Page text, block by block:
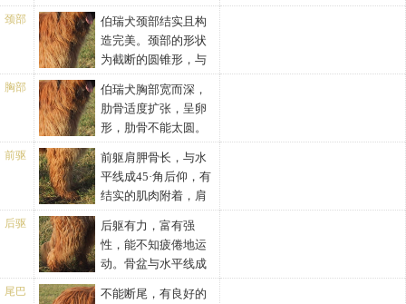
正确的头部长度（从后枕骨到鼻
镜的长度）约为肩高的40%。头
部略长一些不属于缺陷，尤其是
身躯偏长的情况下。从上面观
察、从前面观察或观察侧轮廓，
头部有丰厚的毛发覆盖，呈现给
人们的印象是两个矩形面结合在
一起，长度相等，但宽度和高度
不同。这些矩形是由脑袋和口吻
共同组成的。头部与颈部形成一
个直角，骄傲而警惕地昂着。头?
部轮廓线条清晰整洁，没有突出
的颌骨、面颊、眼睛下方、太阳
穴没有多余的赘肉。伯瑞犬眼神
坦诚、质询、自信的表情。
颈部
伯瑞犬颈部结实且构
造完美。颈部的形状
为截断的圆锥形，与
肩部结合良好。肌肉非常强健，
且有足够的长度。伯瑞犬的构造
中，背线有非常轻微的倾斜，从
突出的马肩隆向后，略微向下倾
斜，延伸到宽阔的腰部和臀部，
背部直。臀部肌肉发达，略微倾
斜，形成非常完美的圆弧形末
端。背线结实，既不摇摆，也不
拱起。
胸部
伯瑞犬胸部宽而深，
肋骨适度扩张，呈卵
形，肋骨不能太圆。
胸骨在前方适度突出，向后逐渐
过渡，深度达到肘部，给胸部足
够的深度。腹部适度上收，但始
终保持有足够的容积
前驱
前躯肩胛骨长，与水
平线成45·角后仰，有
结实的肌肉附着，肩
隆处光滑弯曲，腿——肌肉发
达，骨骼粗壮，从侧看除掌部右
部倾斜外前肢垂直地而，从前面
或后面看，腿直而平行于身体的
中线，不能内收或外展。两前腿
后驱
后躯有力，富有强
性，能不知疲倦地运
动。骨盆与水平线成
30·角倾斜，而与上腿骨成直角。
尾巴
不能断尾，有良好的